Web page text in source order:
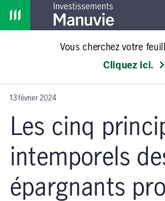
Home
Vous cherchez votre
Cliquez ici.
13 février 2024
Les cinq
intemporels
épargnants